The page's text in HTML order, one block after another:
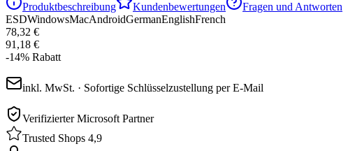
Produktbeschreibung Kundenbewertungen
Fragen und Antworten
ESDWindowsMacAndroidGermanEnglishFrench
78,32 €
91,18 €
-14% Rabatt
inkl. MwSt. · Sofortige Schlüsselzustellung per E-Mail
Verifizierter Microsoft Partner
Trusted Shops 4,9